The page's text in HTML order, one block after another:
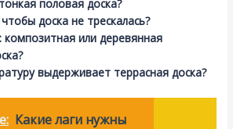
половая доска?
доска не трескалась?
или деревянная
выдерживает террасная доска?
Какие лаги нужны